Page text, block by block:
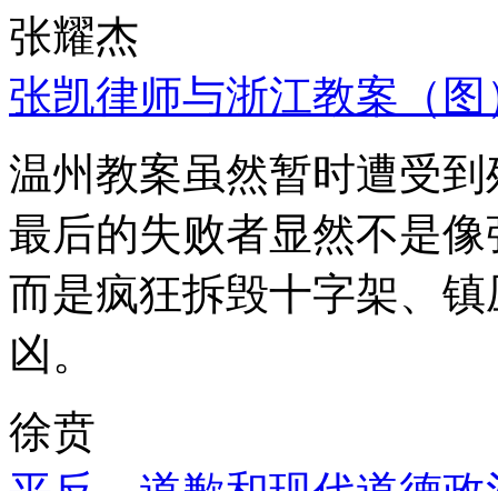
张耀杰
张凯律师与浙江教案（图
温州教案虽然暂时遭受
最后的失败者显然不是
而是疯狂拆毁十字架、
凶。
徐贲